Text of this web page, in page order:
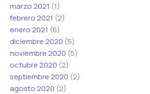
marzo 2021 (1)
febrero 2021 (2)
enero 2021 (6)
diciembre 2020 (5)
noviembre 2020 (5)
octubre 2020 (2)
septiembre 2020 (2)
agosto 2020 (2)